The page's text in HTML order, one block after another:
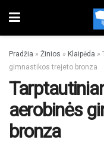
Pradžia » Žinios » Klaipėda »
gimnastikos trejeto bronza
aerobinės
bronza